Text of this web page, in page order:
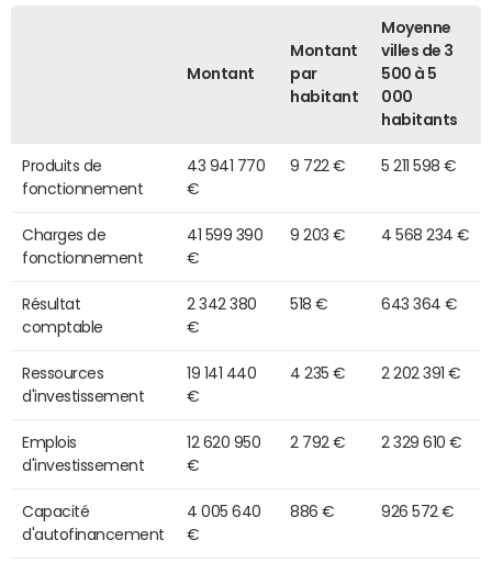
Montant
Montant
par
habitant
Moyenne
villes de 3
500 à 5
000
habitants
Produits de
fonctionnement
43 941 770
€
9 722 € 5 211 598 €
Charges de
fonctionnement
41 599 390
€
9 203 € 4 568 234 €
Résultat
comptable
2 342 380
€
518 € 643 364 €
Ressources
d'investissement
19 141 440
€
4 235 € 2 202 391 €
Emplois
d'investissement
12 620 950
€
2 792 € 2 329 610 €
Capacité
d'autofinancement
4 005 640
€
886 € 926 572 €